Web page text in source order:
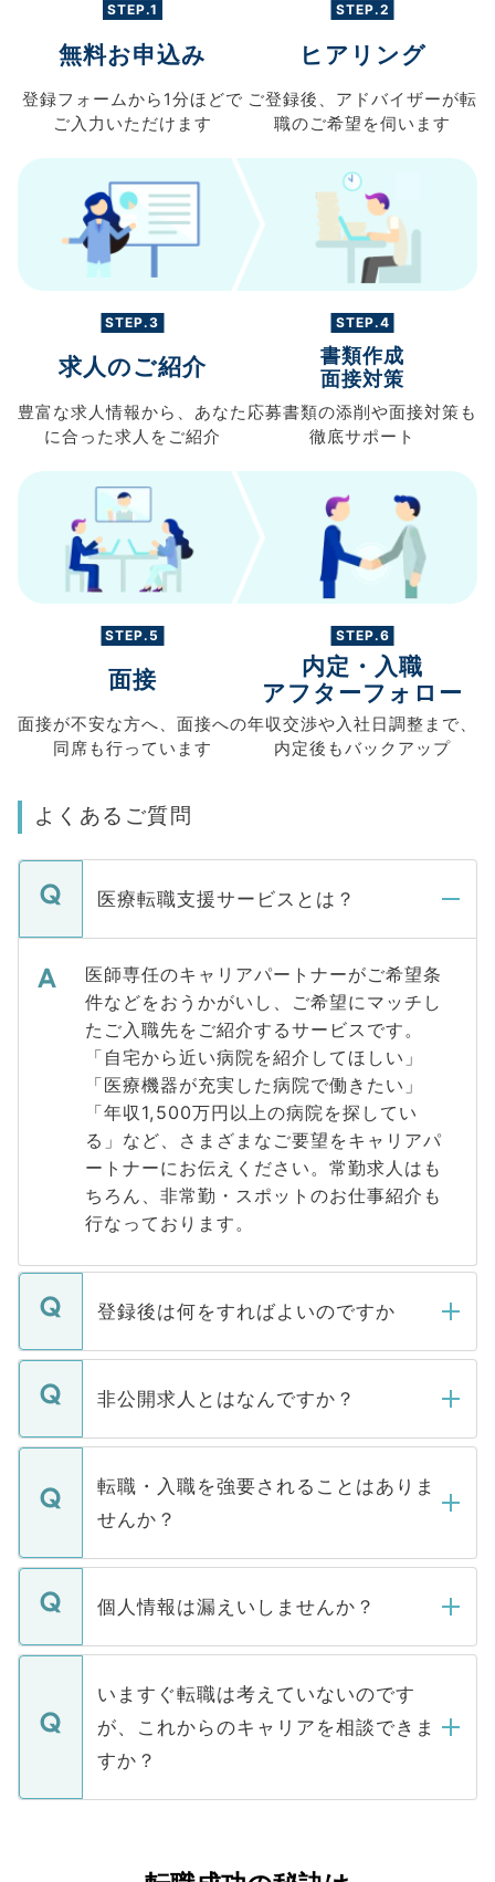
STEP.1
無料お申込み
登録フォームから 1分ほどで
ご入力 いただけます
STEP.2
ヒアリング
ご登録後、 アドバイザーが転
職のご希望を伺います
STEP.3
求人のご紹介
豊富な求人情報から、 あなた
に合った求人を ご紹介
STEP.4
書類作成
面接対策
応募書類の添削や面接対策も
徹底サポート
STEP.5
面接
面接が不安な方へ、 面接への
同席も行っています
STEP.6
内定・入職
アフターフォロー
年収交渉や入社日調整まで、
内定後もバックアップ
よくあるご質問
医療転職支援サービスとは？
医師専任のキャリアパートナーがご希望条
件などをおうかがいし、ご希望にマッチし
たご入職先をご紹介するサービスです。
「自宅から近い病院を紹介してほしい」
「医療機器が充実した病院で働きたい」
「年収1,500万円以上の病院を探してい
る」など、さまざまなご要望をキャリアパ
ートナーにお伝えください。常勤求人はも
ちろん、非常勤・スポットのお仕事紹介も
行なっております。
登録後は何をすればよいのですか
ご登録いただきましたら、弊社担当者がご
登録内容を確認し、その後メールもしくは
ます。通常、5営業日以内にはご連絡をせて
いただきますので、しばらくお待ちくださ
非公開求人とはなんですか？
マイナビDOCTORで取り扱っている求人の
うち約3割は、Webサイトからご覧いただ
けない「非公開求人」です。非公開求人は
下記の理由によって、一般には公開してい
ません。
■応募殺到を避けるため 人気のある医療機
関を公にしてしまうと、応募が殺到する場
に、医療機関が求める条件に合った人材の
みを人材紹介会社に依頼するケースが増え
ています。
転職・入職を強要されることはありま
せんか？
転職・入職を強要することは一切ありませ
ん。また、仮に応募先から内定をいただい
定を承諾する必要はありません。内定先へ
の辞退の連絡はキャリアパートナーが行い
個人情報は漏えいしませんか？
個人情報が漏えいすることはありませんの
で、ご安心ください。当サイトからの登録
などで収集したご登録者様の個人情報は、
ご本人のキャリアアップおよび転職活動の
支援を目的に使用いたします。お預かりし
ているすべての個人データはご本人の許可
いますぐ転職は考えていないのです
が、これからのキャリアを相談できま
すか？
かがいして、現在の医療機関の状況や紹介